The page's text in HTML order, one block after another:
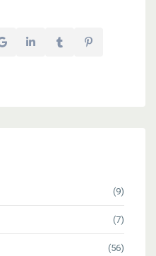
(9)
(7)
(56)